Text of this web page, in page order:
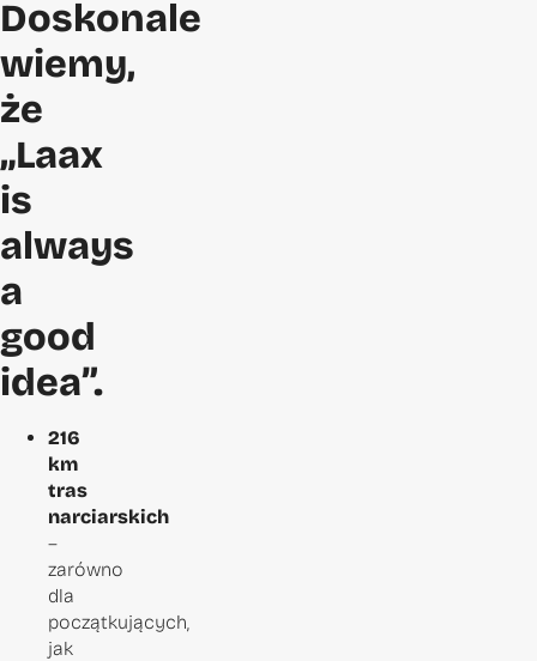
Doskonale
wiemy,
że
„Laax
is
always
a
good
idea”.
216
km
tras
narciarskich
–
zarówno
dla
początkujących,
jak